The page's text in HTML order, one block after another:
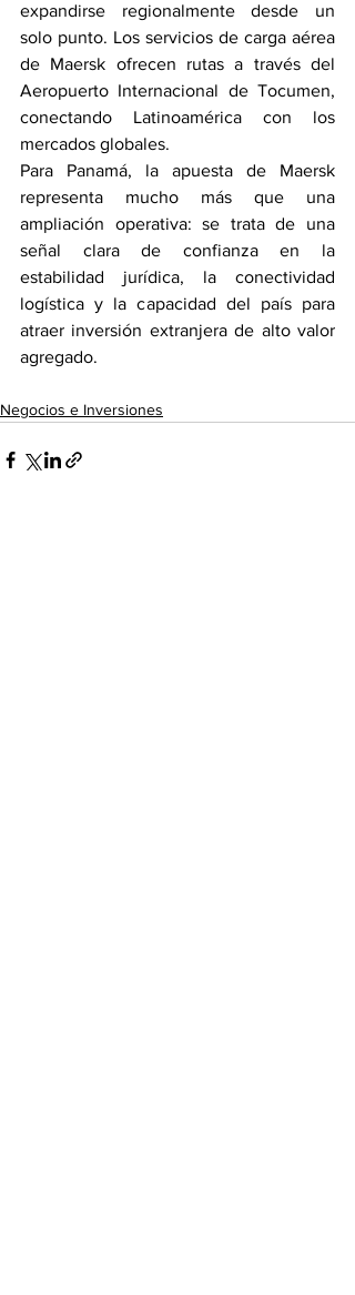
expandirse regionalmente desde un
solo punto. Los servicios de carga aérea
de Maersk ofrecen rutas a través del
Aeropuerto Internacional de Tocumen,
conectando Latinoamérica con los
mercados globales.
Para Panamá, la apuesta de Maersk
representa mucho más que una
ampliación operativa: se trata de una
señal clara de confianza en la
estabilidad jurídica, la conectividad
logística y la capacidad del país para
atraer inversión extranjera de alto valor
agregado.
Negocios e Inversiones